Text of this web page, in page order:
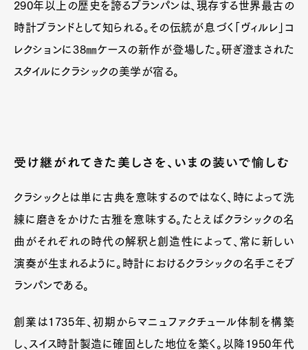
290年以上の歴史を誇るブランパンは、現存する世界最古の
時計ブランドとして知られる。その伝統が息づく「ヴィルレ」コ
レクションに38㎜ケースの新作が登場した。研ぎ澄まされた
スタイルにクラシックの美学が宿る。
受け継がれてきた美しさを、いまの装いで愉しむ
クラシックとは単に古典を意味するのではなく、時によって洗
練に磨きをかけた古雅を意味する。たとえばクラシックの名
曲がそれぞれの時代の解釈と創造性によって、常に新しい
演奏が生まれるように。時計におけるクラシックの名手こそブ
ランパンである。
創業は1735年、初期からマニュファクチュール体制を構築
し、スイス時計製造に確固とした地位を築く。以降1950年代